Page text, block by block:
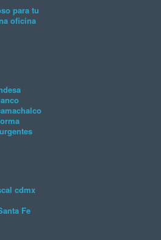
para tu
oficina
cdmx
Fe